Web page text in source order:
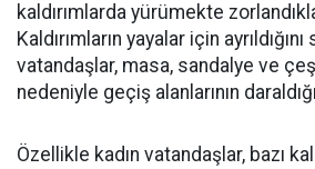
kaldırımlarda yürümekte
Kaldırımların yayalar için
vatandaşlar, masa, sandalye ve
nedeniyle geçiş alanlarının
Özellikle kadın vatandaşlar, bazı